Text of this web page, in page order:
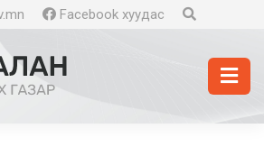
Facebook хуудас